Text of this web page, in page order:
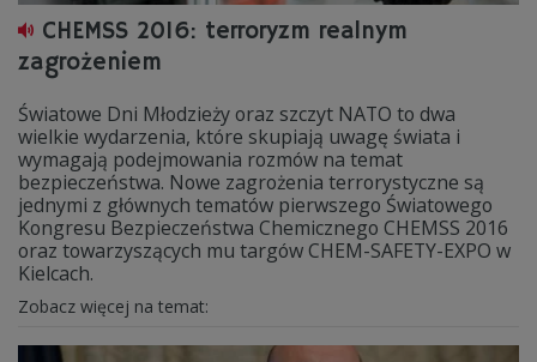
CHEMSS 2016: terroryzm realnym
zagrożeniem
Światowe Dni Młodzieży oraz szczyt NATO to dwa
wielkie wydarzenia, które skupiają uwagę świata i
wymagają podejmowania rozmów na temat
bezpieczeństwa. Nowe zagrożenia terrorystyczne są
jednymi z głównych tematów pierwszego Światowego
Kongresu Bezpieczeństwa Chemicznego CHEMSS 2016
oraz towarzyszących mu targów CHEM-SAFETY-EXPO w
Kielcach.
Zobacz więcej na temat: